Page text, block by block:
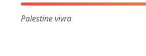
Palestine vivra